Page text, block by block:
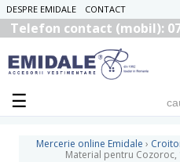
DESPRE EMIDALE CONTACT
Telefon contact (mobil):
Mercerie online Emidale ›
Material pentru Cozoroc,